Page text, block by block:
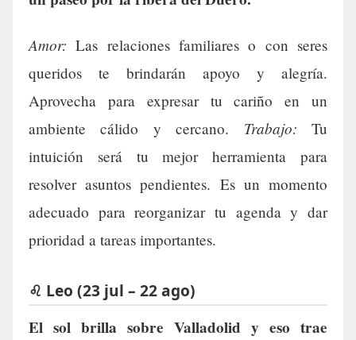
Amor: Las relaciones familiares o con seres
queridos te brindarán apoyo y alegría.
Aprovecha para expresar tu cariño en un
ambiente cálido y cercano. Trabajo: Tu
intuición será tu mejor herramienta para
resolver asuntos pendientes. Es un momento
adecuado para reorganizar tu agenda y dar
prioridad a tareas importantes.
♌ Leo (23 jul – 22 ago)
El sol brilla sobre Valladolid y eso trae